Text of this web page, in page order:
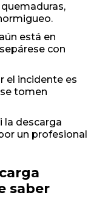
está en
con
el incidente es
tomen
la descarga
un profesional
saber